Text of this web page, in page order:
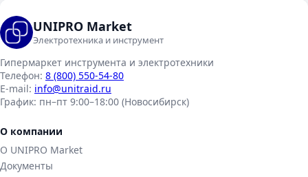
UNIPRO Market
Электротехника и инструмент
Гипермаркет инструмента и электротехники
Телефон: 8 (800) 550-54-80
E-mail: info@unitraid.ru
График: пн–пт 9:00–18:00 (Новосибирск)
О компании
О UNIPRO Market
Документы